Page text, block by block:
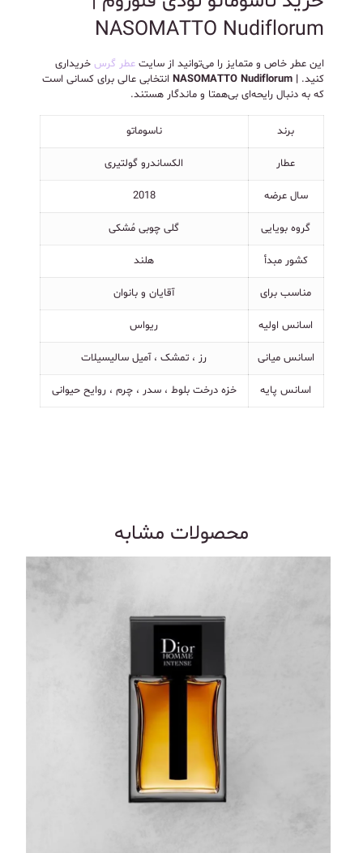
NASOMATTO Nudiflorum
این عطر خاص و متمایز را می‌توانید از سایتعطر گرس خریداری
کنید. | NASOMATTO Nudiflorum
انتخابی عالی برای کسانی است
که به دنبال رایحه‌ای بی‌همتا و ماندگار هستند.
برند ناسوماتو
عطار الکساندرو گولتیری
سال عرضه 2018
گروه بویایی گلی چوبی مُشکی
کشور مبدأ هلند
مناسب برای آقایان و بانوان
اسانس اولیه ریواس
اسانس میانی رز ، تمشک ، آمیل سالیسیلات
اسانس پایه خزه درخت بلوط ، سدر ، چرم ، روایح حیوانی
محصولات مشابه